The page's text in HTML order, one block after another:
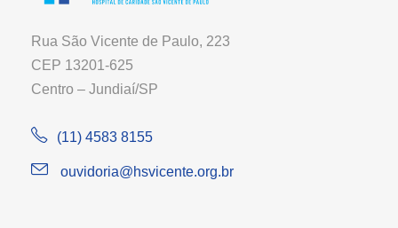
Rua São Vicente de Paulo, 223
CEP 13201-625
Centro – Jundiaí/SP
(11) 4583 8155
ouvidoria@hsvicente.org.br